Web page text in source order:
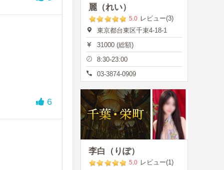
6
麗（れい）
5.0 レビュー(3)
東京都台東区千束4-18-1
31000 (総額)
8:30-23:00
03-3874-0909
李白（りぽ）
5.0 レビュー(1)